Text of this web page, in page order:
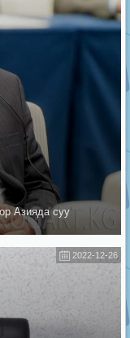
Азияда суу
2022-12-26